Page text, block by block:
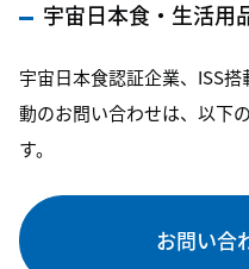
宇宙日本食・生活用
宇宙日本食認証企業、ISS
動のお問い合わせは、以下
す。
お問い合